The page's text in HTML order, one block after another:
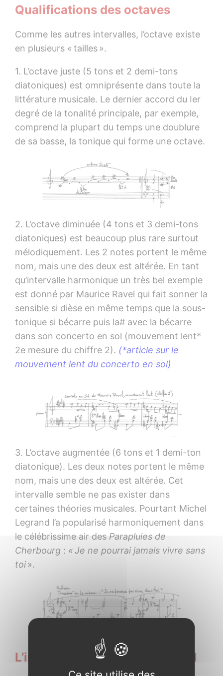
Qualifications des octaves
Comme les autres intervalles, l’octave existe
en plusieurs « tailles ».
1. L’octave juste (5 tons et 2 demi-tons
diatoniques) est omniprésente dans toute la
littérature musicale. Le dernier accord du Ier
degré de la tonalité principale, par exemple,
comprend la plupart du temps une doublure
de sa basse, la tonique qui forme une octave.
2. L’octave diminuée (4 tons et 3 demi-tons
diatoniques) est beaucoup plus rare surtout
mélodiquement. Les 2 notes portent le même
nom, mais une des deux est altérée. En tant
qu’intervalle harmonique un très bel exemple
est donné par Maurice Ravel qui fait sonner la
sensible si dièse en même temps que la sous-
tonique si bécarre puis la# avec la bécarre
dans son concerto en sol (mouvement lent*
2e mesure du chiffre 2). (*article sur le
mouvement lent du concerto en sol)
3. L’octave augmentée (6 tons et 1 demi-ton
diatonique). Les deux notes portent le même
nom, mais une des deux est altérée. Cet
intervalle semble ne pas exister dans
certaines théories musicales. Pourtant Michel
Legrand l’a popularisé harmoniquement dans
le célébrissime air des Parapluies de
Cherbourg : « Je ne pourrai jamais vivre sans
toi».
L’intervalle harmonique naturel